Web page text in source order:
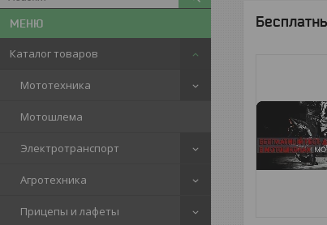
Каталог товаров
Мототехника
Мотошлема
Электротранспорт
Агротехника
Прицепы и лафеты